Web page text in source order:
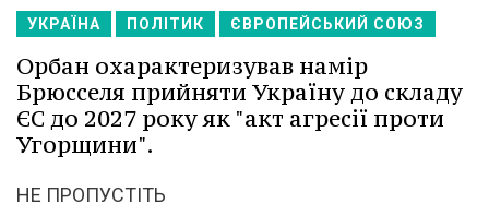
УКРАЇНА ПОЛІТИК ЄВРОПЕЙСЬКИЙ СОЮЗ
Орбан охарактеризував намір
Брюсселя прийняти Україну до складу
ЄС до 2027 року як "акт агресії проти
Угорщини".
НЕ ПРОПУСТІТЬ